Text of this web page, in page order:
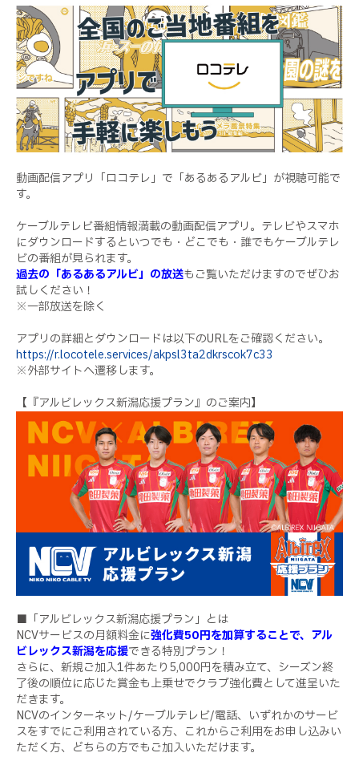
動画配信アプリ「ロコテレ」で「あるあるアルビ」が視聴可能で
す。
ケーブルテレビ番組情報満載の動画配信アプリ。テレビやスマホ
にダウンロードするといつでも・どこでも・誰でもケーブルテレ
ビの番組が見られます。
過去の「あるあるアルビ」の放送もご覧いただけますのでぜひお
試しください！
※一部放送を除く
アプリの詳細とダウンロードは以下のURLをご確認ください。
https://r.locotele.services/akpsl3ta2dkrscok7c33
※外部サイトへ遷移します。
【『アルビレックス新潟応援プラン』のご案内】
■「アルビレックス新潟応援プラン」とは
NCVサービスの月額料金に強化費50円を加算することで、アル
ビレックス新潟を応援できる特別プラン！
さらに、新規ご加入1件あたり5,000円を積み立て、シーズン終
了後の順位に応じた賞金も上乗せでクラブ強化費として進呈いた
だきます。
NCVのインターネット/ケーブルテレビ/電話、いずれかのサービ
スをすでにご利用されている方、これからご利用をお申し込みい
ただく方、どちらの方でもご加入いただけます。